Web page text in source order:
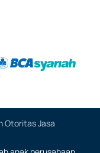
Otoritas Jasa